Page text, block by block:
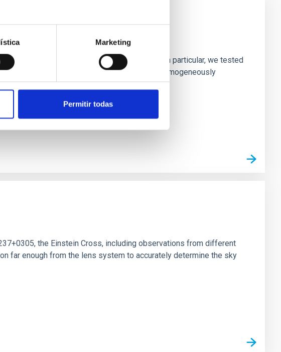
Marketing
Permitir todas
of galaxies
density profiles of simulated galaxies. In particular, we tested
cuspy dark matter profiles. Methods. We homogeneously
the Einstein Cross, including observations from different
far enough from the lens system to accurately determine the sky